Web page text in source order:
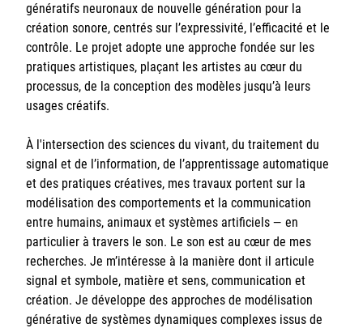
génératifs neuronaux de nouvelle génération pour la
création sonore, centrés sur l’expressivité, l’efficacité et le
contrôle. Le projet adopte une approche fondée sur les
pratiques artistiques, plaçant les artistes au cœur du
processus, de la conception des modèles jusqu’à leurs
usages créatifs.
À l'intersection des sciences du vivant, du traitement du
signal et de l’information, de l’apprentissage automatique
et des pratiques créatives, mes travaux portent sur la
modélisation des comportements et la communication
entre humains, animaux et systèmes artificiels — en
particulier à travers le son. Le son est au cœur de mes
recherches. Je m’intéresse à la manière dont il articule
signal et symbole, matière et sens, communication et
création. Je développe des approches de modélisation
générative de systèmes dynamiques complexes issus de